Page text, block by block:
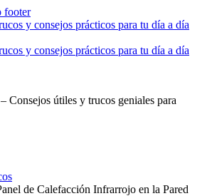
footer
Consejos útiles y trucos geniales para
de Calefacción Infrarrojo en la Pared